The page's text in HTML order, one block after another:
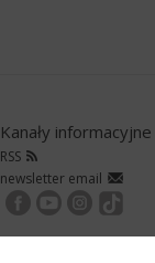
Kanały informacyjne
RSS
newsletter email